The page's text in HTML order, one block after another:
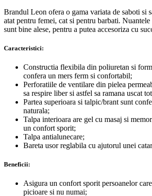
Brandul Leon ofera o gama variata de saboti si
atat pentru femei, cat si pentru barbati. Nuantele
sunt bine alese, pentru a putea accesoriza cu
Caracteristici:
Constructia flexibila din poliuretan si
confera un mers ferm si confortabil;
Perforatiile de ventilare din pielea
sa respire liber si astfel sa ramana uscat
Partea superioara si talpic/brant sunt
naturala;
Talpa interioara are gel cu masaj si
un confort sporit;
Talpa antialunecare;
Bareta usor reglabila cu ajutorul unei
Beneficii:
Asigura un confort sporit persoanelor
picioare si nu numai;